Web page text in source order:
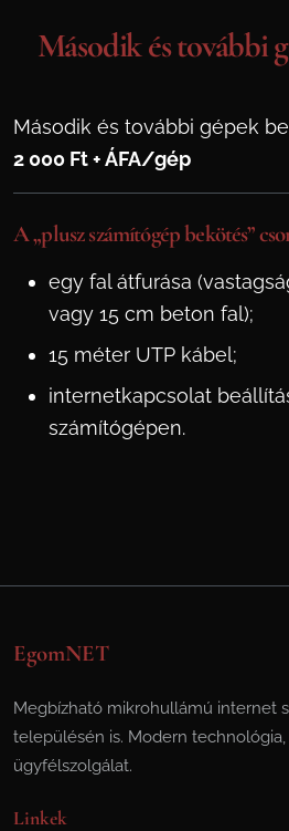
Második és további
Második és további gépek
2 000 Ft + ÁFA/gép
A „plusz számítógép bekötés”
egy fal átfurása
vagy 15 cm beton fal);
15 méter UTP kábel;
internetkapcsolat
számítógépen.
EgomNET
Megbízható mikrohullámú internet
településén is. Modern
ügyfélszolgálat.
Linkek